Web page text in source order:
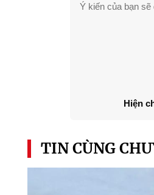
Ý kiến của bạn
Hiện
TIN CÙNG